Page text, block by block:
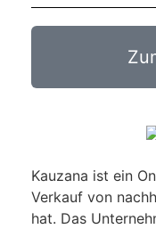
Kauzana ist ein
Verkauf von
hat. Das